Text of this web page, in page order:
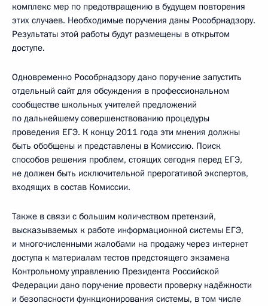
комплекс мер по предотвращению в будущем повторения
этих случаев. Необходимые поручения даны Рособрнадзору.
Результаты этой работы будут размещены в открытом
доступе.
Одновременно Рособрнадзору дано поручение запустить
отдельный сайт для обсуждения в профессиональном
сообществе школьных учителей предложений
по дальнейшему совершенствованию процедуры
проведения ЕГЭ. К концу 2011 года эти мнения должны
быть обобщены и представлены в Комиссию. Поиск
способов решения проблем, стоящих сегодня перед ЕГЭ,
не должен быть исключительной прерогативой экспертов,
входящих в состав Комиссии.
Также в связи с большим количеством претензий,
высказываемых к работе информационной системы ЕГЭ,
и многочисленными жалобами на продажу через интернет
доступа к материалам тестов предстоящего экзамена
Контрольному управлению Президента Российской
Федерации дано поручение провести проверку надёжности
и безопасности функционирования системы, в том числе